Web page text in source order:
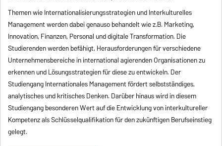
Themen wie Internationalisierungsstrategien und Interkulturelles
Management werden dabei genauso behandelt wie z.B. Marketing,
Innovation, Finanzen, Personal und digitale Transformation. Die
Studierenden werden befähigt, Herausforderungen für verschiedene
Unternehmensbereiche in international agierenden Organisationen zu
erkennen und Lösungsstrategien für diese zu entwickeln. Der
Studiengang Internationales Management fördert selbstständiges,
analytisches und kritisches Denken. Darüber hinaus wird in diesem
Studiengang besonderen Wert auf die Entwicklung von interkultureller
Kompetenz als Schlüsselqualifikation für den zukünftigen Berufseinstieg
gelegt.